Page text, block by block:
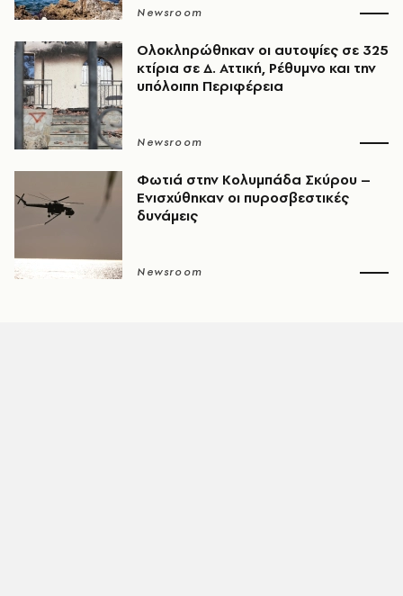
Newsroom
Ολοκληρώθηκαν οι αυτοψίες σε 325
κτίρια σε Δ. Αττική, Ρέθυμνο και την
υπόλοιπη Περιφέρεια
Newsroom
Φωτιά στην Κολυμπάδα Σκύρου –
Ενισχύθηκαν οι πυροσβεστικές
δυνάμεις
Newsroom